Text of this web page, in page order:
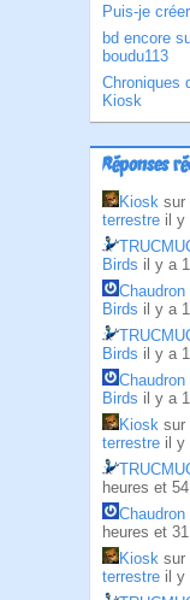
Puis-je
bd encore
boudu113
Chroniques
Kiosk
Réponses
Kiosk sur
terrestre il y
Birds il y a
Chaudron
Birds il y a
Birds il y a
Chaudron
Birds il y a
Kiosk sur
terrestre il y
heures et
Chaudron
heures et
Kiosk sur
terrestre il y